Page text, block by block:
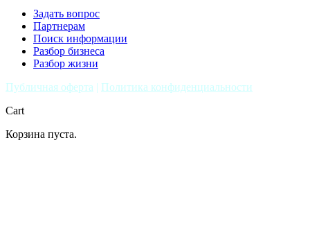
Задать вопрос
Партнерам
Поиск информации
Разбор бизнеса
Разбор жизни
Публичная оферта
Политика конфиденциальности
Cart
Корзина пуста.